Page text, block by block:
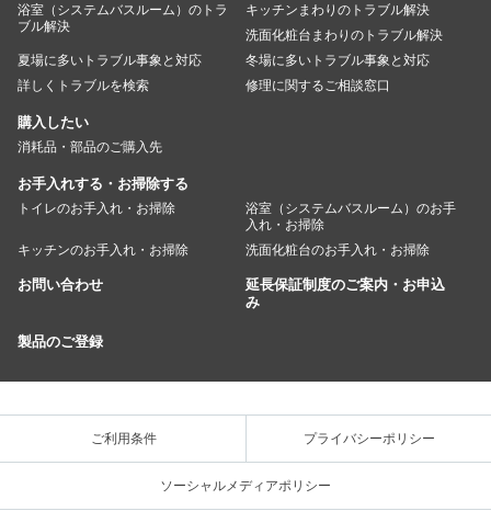
浴室（システムバスルーム）のトラ
ブル解決
キッチンまわりのトラブル解決
洗面化粧台まわりのトラブル解決
夏場に多いトラブル事象と対応
冬場に多いトラブル事象と対応
詳しくトラブルを検索
修理に関するご相談窓口
購入したい
消耗品・部品のご購入先
お手入れする・お掃除する
トイレのお手入れ・お掃除
浴室（システムバスルーム）のお手
入れ・お掃除
キッチンのお手入れ・お掃除
洗面化粧台のお手入れ・お掃除
お問い合わせ
延長保証制度のご案内・お申込
み
製品のご登録
ご利用条件 プライバシーポリシー
ソーシャルメディアポリシー